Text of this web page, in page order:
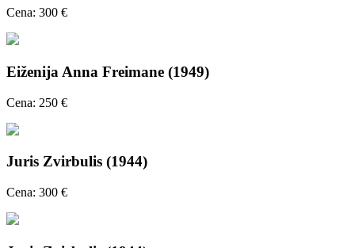
Cena: 300 €
Eiženija Anna Freimane (1949)
Cena: 250 €
Juris Zvirbulis (1944)
Cena: 300 €